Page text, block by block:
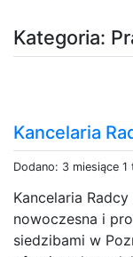
Kategoria:
Kancelaria
Dodano: 3 miesiące
Kancelaria
nowoczesna i
siedzibami w